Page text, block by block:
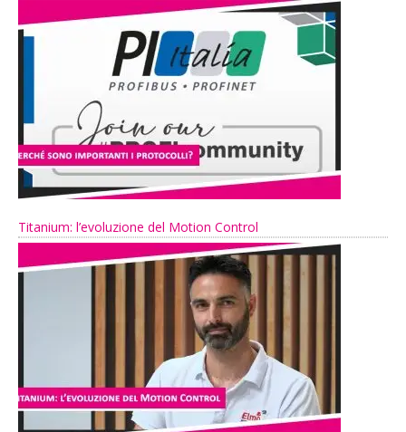
Titanium: l’evoluzione del Motion Control